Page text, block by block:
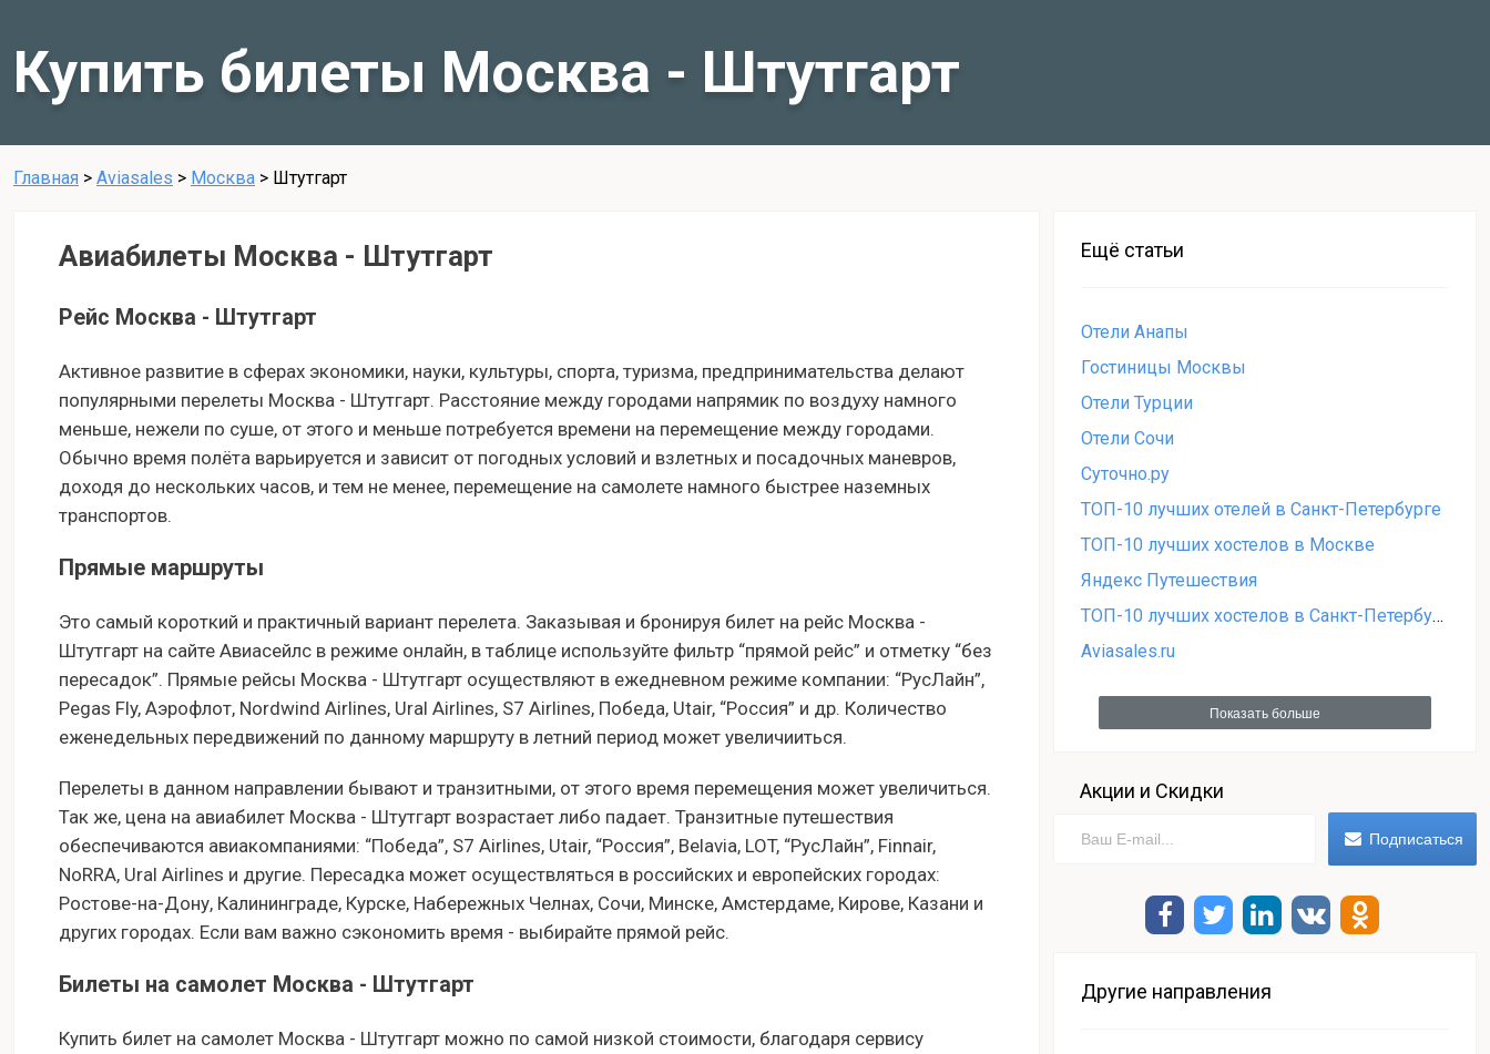
Купить билеты Москва - Штутгарт
Главная > Aviasales > Москва > Штутгарт
Авиабилеты Москва - Штутгарт
Рейс Москва - Штутгарт
Активное развитие в сферах экономики, науки, культуры, спорта, туризма, предпринимательства делают
популярными перелеты Москва - Штутгарт. Расстояние между городами напрямик по воздуху намного
меньше, нежели по суше, от этого и меньше потребуется времени на перемещение между городами.
Обычно время полёта варьируется и зависит от погодных условий и взлетных и посадочных маневров,
доходя до нескольких часов, и тем не менее, перемещение на самолете намного быстрее наземных
транспортов.
Прямые маршруты
Это самый короткий и практичный вариант перелета. Заказывая и бронируя билет на рейс Москва -
Штутгарт на сайте Авиасейлс в режиме онлайн, в таблице используйте фильтр “прямой рейс” и отметку “без
пересадок”. Прямые рейсы Москва - Штутгарт осуществляют в ежедневном режиме компании: “РусЛайн”,
Pegas Fly, Аэрофлот, Nordwind Airlines, Ural Airlines, S7 Airlines, Победа, Utair, “Россия” и др. Количество
еженедельных передвижений по данному маршруту в летний период может увеличииться.
Перелеты в данном направлении бывают и транзитными, от этого время перемещения может увеличиться.
Так же, цена на авиабилет Москва - Штутгарт возрастает либо падает. Транзитные путешествия
обеспечиваются авиакомпаниями: “Победа”, S7 Airlines, Utair, “Россия”, Belavia, LOT, “РусЛайн”, Finnair,
NoRRA, Ural Airlines и другие. Пересадка может осуществляться в российских и европейских городах:
Ростове-на-Дону, Калининграде, Курске, Набережных Челнах, Сочи, Минске, Амстердаме, Кирове, Казани и
других городах. Если вам важно сэкономить время - выбирайте прямой рейс.
Билеты на самолет Москва - Штутгарт
Купить билет на самолет Москва - Штутгарт можно по самой низкой стоимости, благодаря сервису
Ещё статьи
Отели Анапы
Гостиницы Москвы
Отели Турции
Отели Сочи
Суточно.ру
ТОП-10 лучших отелей в Санкт-Петербурге
ТОП-10 лучших хостелов в Москве
Яндекс Путешествия
ТОП-10 лучших хостелов в Санкт-Петербурге
Aviasales.ru
Показать больше
Акции и Скидки
Другие направления